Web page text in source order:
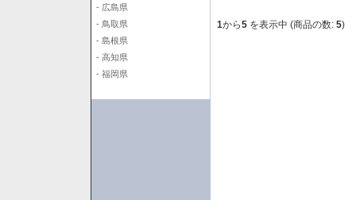
- 広島県
- 鳥取県
- 島根県
- 高知県
- 福岡県
1から5 を表示中 (商品の数: 5)